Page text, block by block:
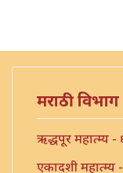
मराठी विभाग
ऋद्धपूर महात्म्य
एकादशी महात्म्य